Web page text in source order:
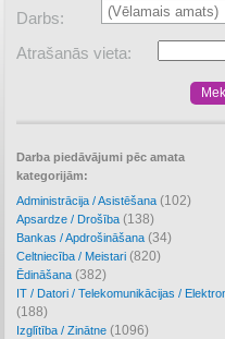
Darbs:
Atrašanās vieta:
Darba piedāvājumi pēc amata
kategorijām:
Administrācija / Asistēšana (102)
Apsardze / Drošība (138)
Bankas / Apdrošināšana (34)
Celtniecība / Meistari (820)
Ēdināšana (382)
IT / Datori / Telekomunikācijas /
(188)
Izglītība / Zinātne (1096)